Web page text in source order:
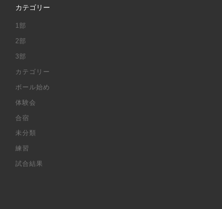
カテゴリー
1部
2部
3部
カテゴリー
ボール始め
体験会
合宿
未分類
練習
試合結果